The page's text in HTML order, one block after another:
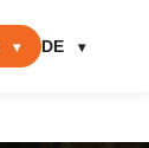
▾ DE ▾